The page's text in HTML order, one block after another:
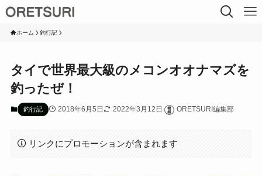
ホーム 釣行記
タイで世界最大級のメコンオオナマズを
釣ったぜ！
釣行記 2018年6月5日 2022年3月12日 ORETSURI編集部
リンクにプロモーションが含まれます